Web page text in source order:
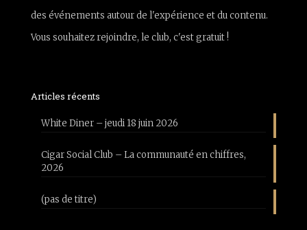
des événements autour de l'expérience et du contenu.
Vous souhaitez rejoindre, le club, c'est gratuit !
Articles récents
White Diner – jeudi 18 juin 2026
Cigar Social Club – La communauté en chiffres,
2026
(pas de titre)